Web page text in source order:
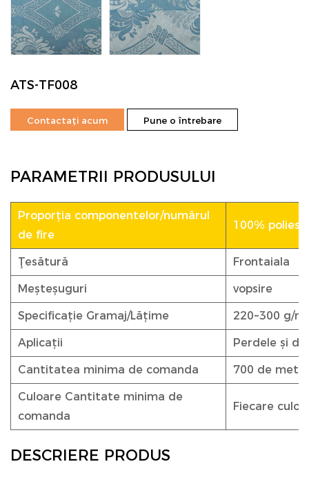
ATS-TF008
Contactați acum Pune o întrebare
PARAMETRII PRODUSULUI
Proporția componentelor/numărul
de fire
100%
Ţesătură Frontaiala
Meșteșuguri vopsire
Specificație Gramaj/Lățime 220~300 g/
Aplicații Perdele și
Cantitatea minima de comanda 700 de metri
Culoare Cantitate minima de
comanda
Fiecare
DESCRIERE PRODUS